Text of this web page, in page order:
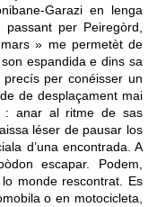
Garazi en lenga
per Peiregòrd,
» me permetèt de
espandida e dins sa
per conéisser un
de desplaçament mai
: anar al ritme de sas
léser de pausar los
d’una encontrada. A
escapar. Podem,
monde rescontrat. Es
o en motocicleta,